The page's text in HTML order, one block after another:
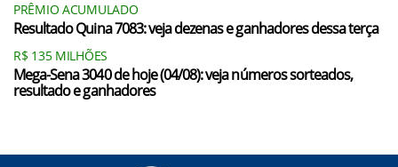
PRÊMIO ACUMULADO
Resultado Quina 7083: veja dezenas e ganhadores dessa terça
R$ 135 MILHÕES
Mega-Sena 3040 de hoje (04/08): veja números sorteados,
resultado e ganhadores